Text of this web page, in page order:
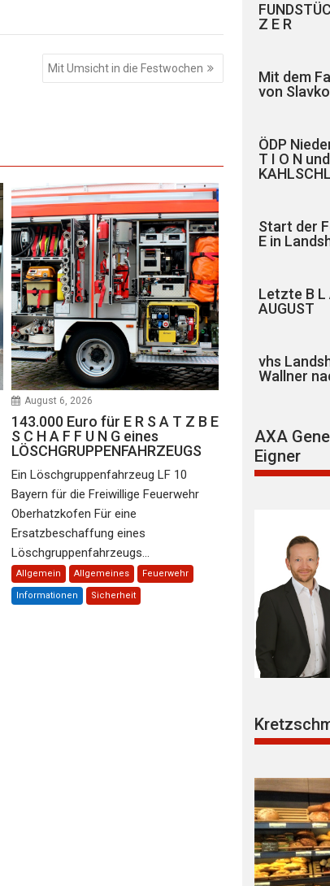
Mit Umsicht in die Festwochen
August 6, 2026
143.000 Euro für E R S A T Z B E
S C H A F F U N G eines
LÖSCHGRUPPENFAHRZEUGS
Ein Löschgruppenfahrzeug LF 10
Bayern für die Freiwillige Feuerwehr
Oberhatzkofen Für eine
Ersatzbeschaffung eines
Löschgruppenfahrzeugs...
Allgemein Allgemeines Feuerwehr
Informationen Sicherheit
Z E R
Mit dem
von
ÖDP
T I O N
Start der
E in
Letzte B L
AUGUST
vhs
Wallner
AXA
Eigner